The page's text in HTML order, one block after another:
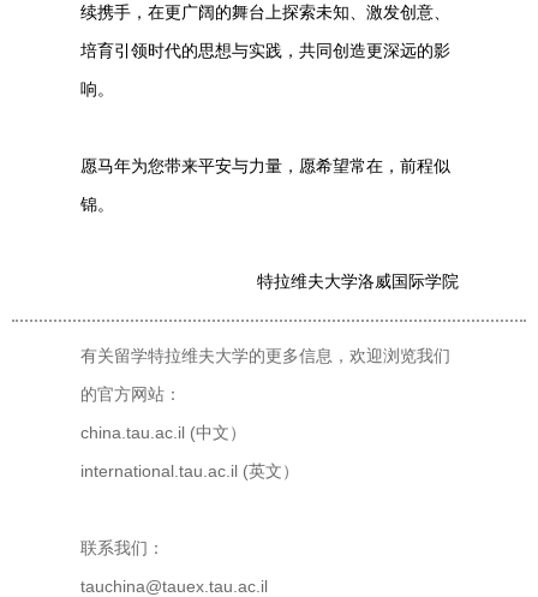
续携手，在更广阔的舞台上探索未知、激发创意、
培育引领时代的思想与实践，共同创造更深远的影
响。
愿马年为您带来平安与力量，愿希望常在，前程似
锦。
特拉维夫大学洛威国际学院
有关留学特拉维夫大学的更多信息，欢迎浏览我们
的官方网站：
china.tau.ac.il (中文）
international.tau.ac.il (英文）
联系我们：
tauchina@tauex.tau.ac.il